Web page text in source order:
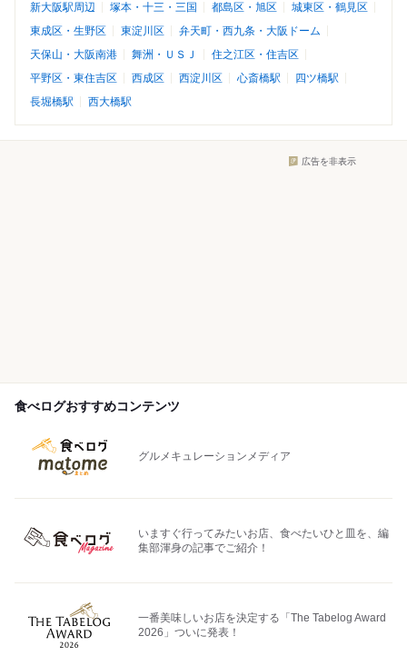
新大阪駅周辺
塚本・十三・三国 都島区・旭区
城東区・鶴見区
東成区・生野区
東淀川区
弁天町・西九条・大阪ドーム
天保山・大阪南港
舞洲・ＵＳＪ
住之江区・住吉区
平野区・東住吉区
西成区 西淀川区 心斎橋駅
四ツ橋駅
長堀橋駅
西大橋駅
広告を非表示
食べログおすすめコンテンツ
グルメキュレーションメディア
いますぐ行ってみたいお店、食べたいひと皿を、編
集部渾身の記事でご紹介！
一番美味しいお店を決定する「The Tabelog Award
2026」ついに発表！